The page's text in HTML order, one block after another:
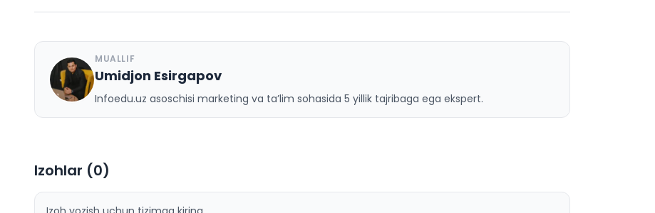
U
MUALLIF
Umidjon Esirgapov
Infoedu.uz asoschisi marketing va ta’lim sohasida 5 yillik tajribaga ega ekspert.
Izohlar (0)